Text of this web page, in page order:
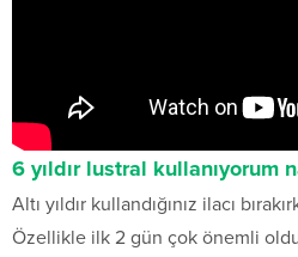
6 yıldır lustral kullanıyorum
Altı yıldır kullandığınız ilacı
Özellikle ilk 2 gün çok önemli